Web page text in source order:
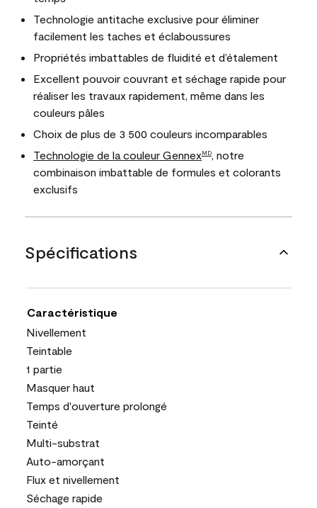
Technologie antitache exclusive pour éliminer
facilement les taches et éclaboussures
Propriétés imbattables de fluidité et d’étalement
Excellent pouvoir couvrant et séchage rapide pour
réaliser les travaux rapidement, même dans les
couleurs pâles
Choix de plus de 3 500 couleurs incomparables
Technologie de la couleur GennexMD
, notre
combinaison imbattable de formules et colorants
exclusifs
Spécifications
Caractéristique
Nivellement
Teintable
1 partie
Masquer haut
Temps d'ouverture prolongé
Teinté
Multi-substrat
Auto-amorçant
Flux et nivellement
Séchage rapide